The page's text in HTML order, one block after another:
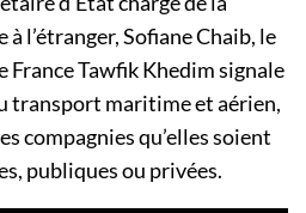
l’étranger, Sofiane Chaib, le
France Tawfik Khedim signale
transport maritime et aérien,
compagnies qu’elles soient
publiques ou privées.